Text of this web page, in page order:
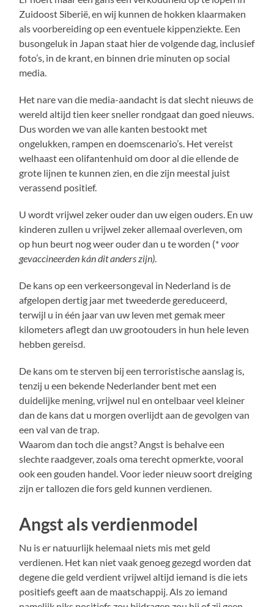
Zuidoost Siberië, en wij kunnen de hokken klaarmaken
als voorbereiding op een eventuele kippenziekte. Een
busongeluk in Japan staat hier de volgende dag, inclusief
foto’s, in de krant, en binnen drie minuten op social
media.
Het nare van die media-aandacht is dat slecht nieuws de
wereld altijd tien keer sneller rondgaat dan goed nieuws.
Dus worden we van alle kanten bestookt met
ongelukken, rampen en doemscenario’s. Het vereist
welhaast een olifantenhuid om door al die ellende de
grote lijnen te kunnen zien, en die zijn meestal juist
verassend positief.
U wordt vrijwel zeker ouder dan uw eigen ouders. En uw
kinderen zullen u vrijwel zeker allemaal overleven, om
op hun beurt nog weer ouder dan u te worden (*voor
gevaccineerden kán dit anders zijn).
De kans op een verkeersongeval in Nederland is de
afgelopen dertig jaar met tweederde gereduceerd,
terwijl u in één jaar van uw leven met gemak meer
kilometers aflegt dan uw grootouders in hun hele leven
hebben gereisd.
De kans om te sterven bij een terroristische aanslag is,
tenzij u een bekende Nederlander bent met een
duidelijke mening, vrijwel nul en ontelbaar veel kleiner
dan de kans dat u morgen overlijdt aan de gevolgen van
een val van de trap.
Waarom dan toch die angst? Angst is behalve een
slechte raadgever, zoals oma terecht opmerkte, vooral
ook een gouden handel. Voor ieder nieuw soort dreiging
zijn er tallozen die fors geld kunnen verdienen.
Angst als verdienmodel
Nu is er natuurlijk helemaal niets mis met geld
verdienen. Het kan niet vaak genoeg gezegd worden dat
degene die geld verdient vrijwel altijd iemand is die iets
positiefs geeft aan de maatschappij. Als zo iemand